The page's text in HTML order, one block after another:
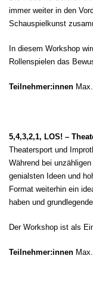
immer weiter in den
Schauspielkunst
In diesem Workshop
Rollenspielen das
Teilnehmer:innen
5,4,3,2,1, LOS! –
Theatersport und
Während bei
genialsten Ideen und
Format weiterhin ein
haben und
Der Workshop ist als
Teilnehmer:innen